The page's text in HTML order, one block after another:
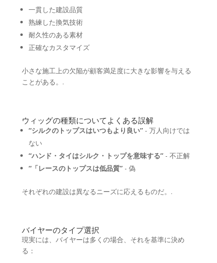
一貫した建設品質
熟練した換気技術
耐久性のある素材
正確なカスタマイズ
小さな施工上の欠陥が顧客満足度に大きな影響を与える
ことがある。.
ウィッグの種類についてよくある誤解
“シルクのトップスはいつもより良い”- 万人向けでは
ない
“ハンド・タイはシルク・トップを意味する”- 不正解
“「レースのトップスは低品質”- 偽
それぞれの建設は異なるニーズに応えるものだ。.
バイヤーのタイプ選択
現実には、バイヤーは多くの場合、それを基準に決め
る：